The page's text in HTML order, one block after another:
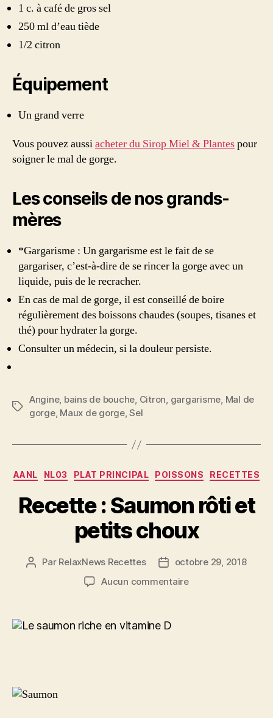
1 c. à café de gros sel
250 ml d’eau tiède
1/2 citron
Équipement
Un grand verre
Vous pouvez aussiacheter du Sirop Miel & Plantespour
soigner le mal de gorge.
Les conseils de nos grands-
mères
*Gargarisme : Un gargarisme est le fait de se
gargariser, c’est-à-dire de se rincer la gorge avec un
liquide, puis de le recracher.
En cas de mal de gorge, il est conseillé de boire
régulièrement des boissons chaudes (soupes, tisanes et
thé) pour hydrater la gorge.
Consulter un médecin, si la douleur persiste.
Étiquettes
Angine, bains de bouche, Citron, gargarisme, Mal de
gorge, Maux de gorge,Sel
Catégories
AANL NL03 PLAT PRINCIPAL POISSONS RECETTES
Recette : Saumon rôti et
petits choux
Auteur
Par RelaxNews Recettes
Dateoctobre 29, 2018
Aucun commentairesur